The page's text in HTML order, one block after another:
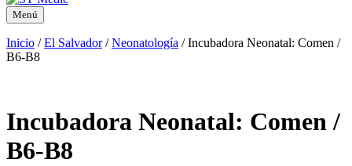
Menú
Inicio /El Salvador/Neonatología /Incubadora Neonatal: Comen /
B6-B8
Incubadora Neonatal: Comen /
B6-B8